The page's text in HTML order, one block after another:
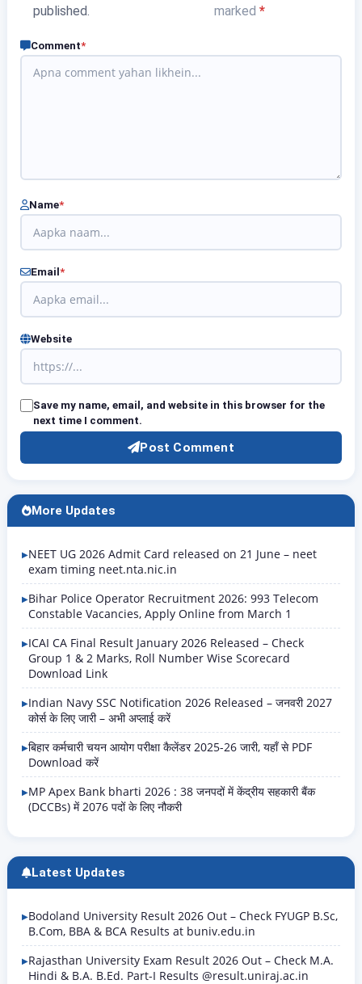
published.
marked*
Comment*
Name*
Email *
Website
Save my name, email, and website in this browser for the
next time I comment.
Post Comment
More Updates
NEET UG 2026 Admit Card released on 21 June – neet
exam timing neet.nta.nic.in
Bihar Police Operator Recruitment 2026: 993 Telecom
Constable Vacancies, Apply Online from March 1
ICAI CA Final Result January 2026 Released – Check
Group 1 & 2 Marks, Roll Number Wise Scorecard
Download Link
Indian Navy SSC Notification 2026 Released – जनवरी 2027
कोर्स के लिए जारी – अभी अप्लाई करें
बिहार कर्मचारी चयन आयोग परीक्षा कैलेंडर 2025-26 जारी, यहाँ से PDF
Download करें
MP Apex Bank bharti 2026 : 38 जनपदों में केंद्रीय सहकारी बैंक
(DCCBs) में 2076 पदों के लिए नौकरी
Latest Updates
Bodoland University Result 2026 Out – Check FYUGP B.Sc,
B.Com, BBA & BCA Results at buniv.edu.in
Rajasthan University Exam Result 2026 Out – Check M.A.
Hindi & B.A. B.Ed. Part-I Results @result.uniraj.ac.in